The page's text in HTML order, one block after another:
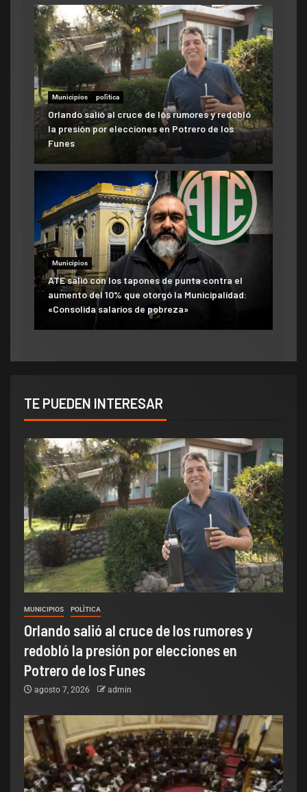
Municipios polìtica
Orlando salió al cruce de los rumores y redobló
la presión por elecciones en Potrero de los
Funes
Municipios
ATE salió con los tapones de punta contra el
aumento del 10% que otorgó la Municipalidad:
«Consolida salarios de pobreza»
TE PUEDEN INTERESAR
MUNICIPIOS POLÌTICA
Orlando salió al cruce de los rumores y
redobló la presión por elecciones en
Potrero de los Funes
agosto 7, 2026 admin